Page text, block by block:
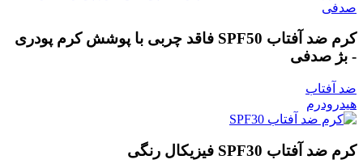
کرم ضد آفتاب SPF50 فاقد چربی با پوشش کرم پودری
- بژ صدفی
ضد آفتاب
هیدرودرم
كرم ضد آفتاب SPF30 فیزیکال رنگی